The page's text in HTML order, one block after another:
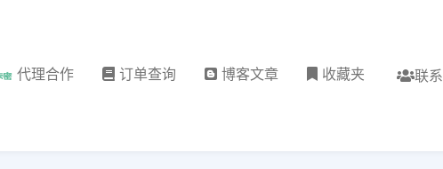
代理合作 订单查询 博客文章 收藏夹 联